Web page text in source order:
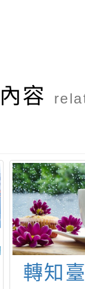
容
轉知